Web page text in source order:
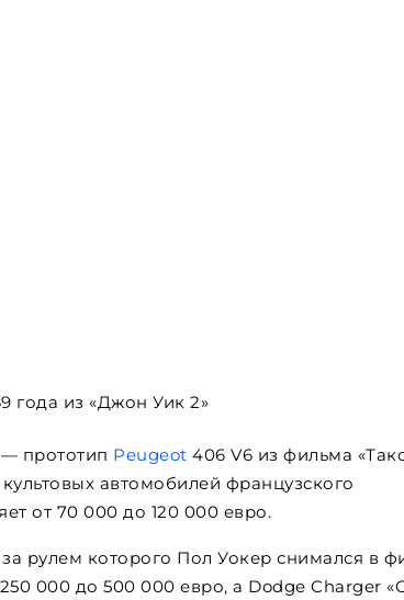
года из «Джон Уик 2»
прототип Peugeot 406 V6 из фильма
автомобилей французского
от 70 000 до 120 000 евро.
за рулем которого Пол Уокер снимался в
000 до 500 000 евро, а Dodge Charger